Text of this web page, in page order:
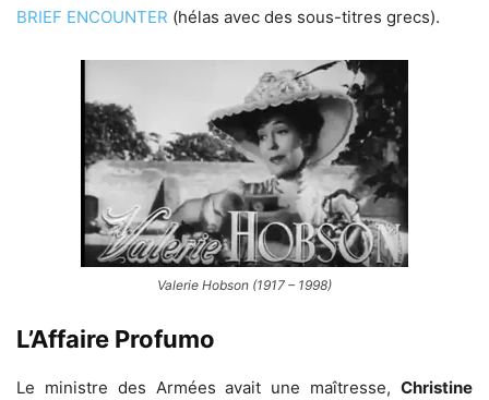
BRIEF ENCOUNTER (hélas avec des sous-titres grecs).
Valerie Hobson (1917 – 1998)
L’Affaire Profumo
Le ministre des Armées avait une maîtresse, Christine